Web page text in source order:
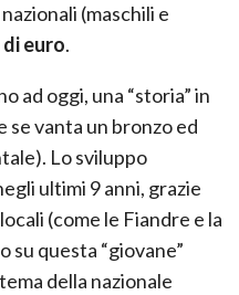
(maschili e
di euro.
ad oggi, una “storia” in
se vanta un bronzo ed
Lo sviluppo
ultimi 9 anni, grazie
(come le Fiandre e la
su questa “giovane”
della nazionale